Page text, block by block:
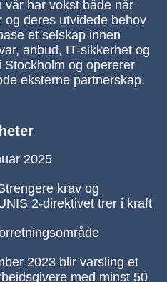
vår har vokst både når
og deres utvidede behov
et selskap innen
anbud, IT-sikkerhet og
og opererer
eksterne partnerskap.
2025
krav og
2-direktivet trer i kraft
2023 blir varsling et
med minst 50